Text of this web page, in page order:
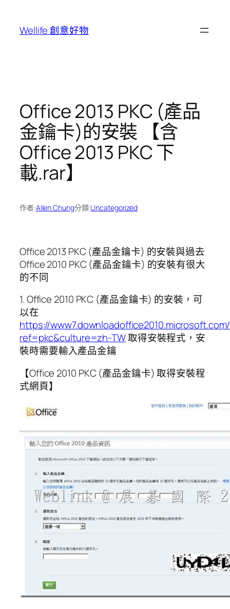
Wellife 創意好物
Office 2013 PKC (產品
金鑰卡)的安裝 【含
Office 2013 PKC 下
載.rar】
作者:Allen Chung分類:Uncategorized
Office 2013 PKC (產品金鑰卡) 的安裝與過去
Office 2010 PKC (產品金鑰卡) 的安裝有很大
的不同
1. Office 2010 PKC (產品金鑰卡) 的安裝，可
以在
https://
ref=pkc&culture=zh-TW取得安裝程式，安
裝時需要輸入產品金鑰
【Office 2010 PKC (產品金鑰卡) 取得安裝程
式網頁】